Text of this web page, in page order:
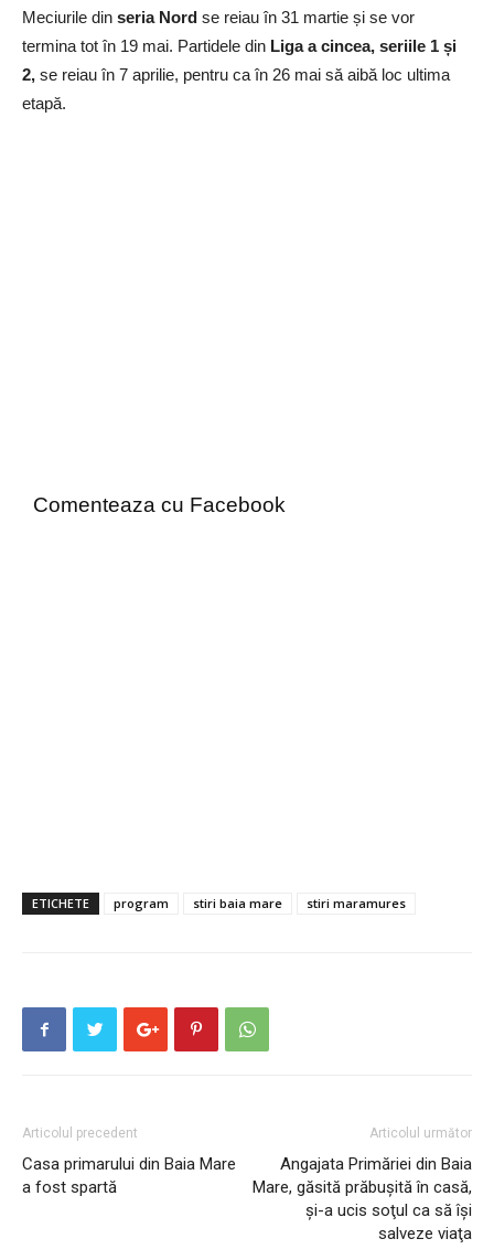
Meciurile din seria Nord se reiau în 31 martie și se vor
termina tot în 19 mai. Partidele din Liga a cincea, seriile 1 și
2, se reiau în 7 aprilie, pentru ca în 26 mai să aibă loc ultima
etapă.
Comenteaza cu Facebook
ETICHETE program stiri baia mare stiri maramures
Articolul precedent
Casa primarului din Baia Mare
a fost spartă
Articolul următor
Angajata Primăriei din Baia
Mare, găsită prăbuşită în casă,
și-a ucis soţul ca să își
salveze viaţa